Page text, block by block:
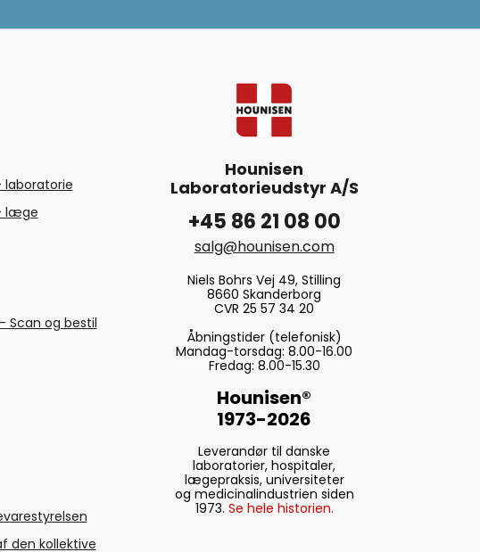
laboratorie
læge
Scan og bestil
den kollektive
Hounisen
Laboratorieudstyr A/S
+45 86 21 08 00
salg@hounisen.com
Niels Bohrs Vej 49, Stilling
8660 Skanderborg
CVR 25 57 34 20
Åbningstider (telefonisk)
Mandag-torsdag: 8.00-16.00
Fredag: 8.00-15.30
Hounisen®
1973-2026
Leverandør til danske
laboratorier, hospitaler,
lægepraksis, universiteter
og medicinalindustrien siden
1973. Se hele historien.